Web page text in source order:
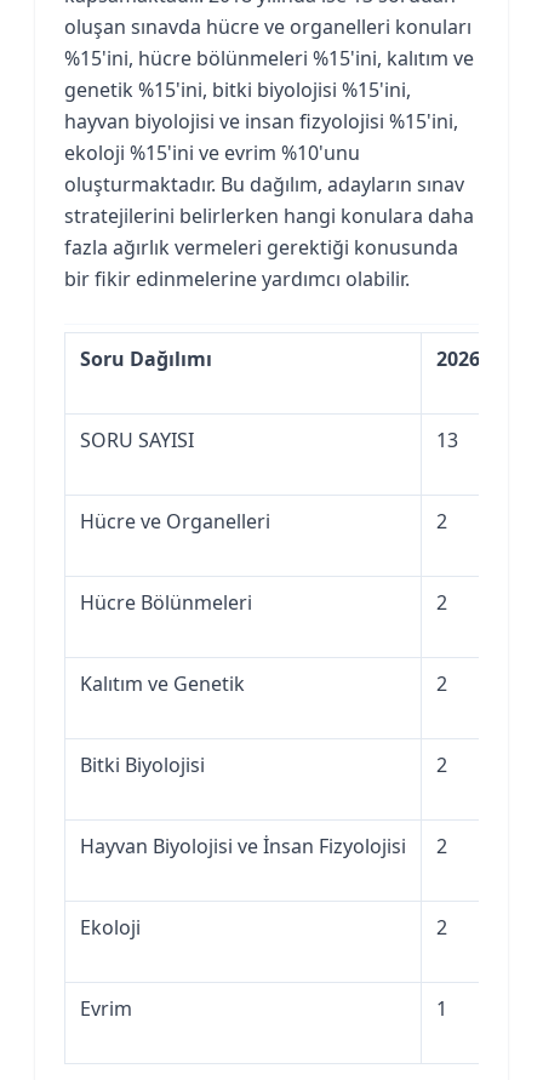
oluşan sınavda hücre ve organelleri konuları
%15'ini, hücre bölünmeleri %15'ini, kalıtım ve
genetik %15'ini, bitki biyolojisi %15'ini,
hayvan biyolojisi ve insan fizyolojisi %15'ini,
ekoloji %15'ini ve evrim %10'unu
oluşturmaktadır. Bu dağılım, adayların sınav
stratejilerini belirlerken hangi konulara daha
fazla ağırlık vermeleri gerektiği konusunda
bir fikir edinmelerine yardımcı olabilir.
Soru Dağılımı 2026
SORU SAYISI 13
Hücre ve Organelleri 2
Hücre Bölünmeleri 2
Kalıtım ve Genetik 2
Bitki Biyolojisi 2
Hayvan Biyolojisi ve İnsan Fizyolojisi 2
Ekoloji 2
Evrim 1